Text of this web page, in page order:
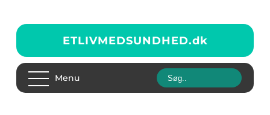
ETLIVMEDSUNDHED.dk
Menu